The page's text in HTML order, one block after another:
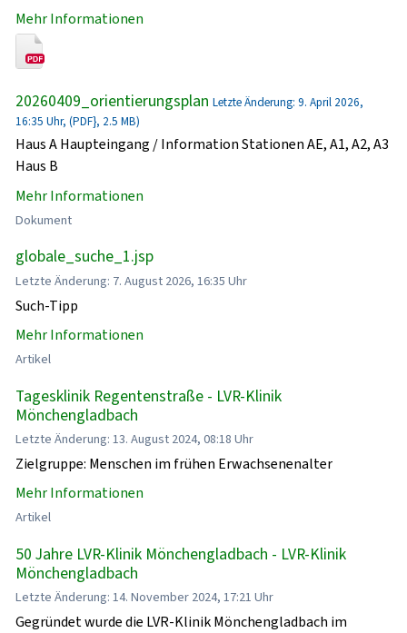
Mehr Informationen
20260409_orientierungsplan Letzte Änderung: 9. April 2026,
16:35 Uhr, (PDF}, 2.5 MB)
Haus A Haupteingang / Information Stationen AE, A1, A2, A3
Haus B
Mehr Informationen
Dokument
globale_suche_1.jsp
Letzte Änderung: 7. August 2026, 16:35 Uhr
Such-Tipp
Mehr Informationen
Artikel
Tagesklinik Regentenstraße - LVR-Klinik
Mönchengladbach
Letzte Änderung: 13. August 2024, 08:18 Uhr
Zielgruppe: Menschen im frühen Erwachsenenalter
Mehr Informationen
Artikel
50 Jahre LVR-Klinik Mönchengladbach - LVR-Klinik
Mönchengladbach
Letzte Änderung: 14. November 2024, 17:21 Uhr
Gegründet wurde die LVR-Klinik Mönchengladbach im